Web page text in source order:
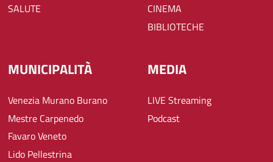
SALUTE
CINEMA
BIBLIOTECHE
MUNICIPALITÀ
Venezia Murano Burano
Mestre Carpenedo
Favaro Veneto
Lido Pellestrina
MEDIA
LIVE Streaming
Podcast